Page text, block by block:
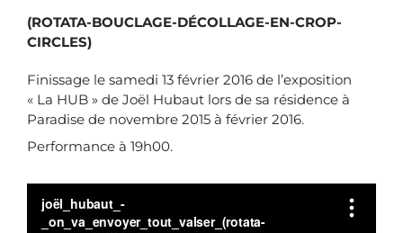
(ROTATA-BOUCLAGE-DÉCOLLAGE-EN-CROP-
CIRCLES)
Finissage le samedi 13 février 2016 de l’exposition
« La HUB » de Joël Hubaut lors de sa résidence à
Paradise de novembre 2015 à février 2016.
Performance à 19h00.